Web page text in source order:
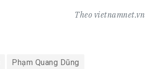
Theo vietnamnet.vn
Phạm Quang Dũng